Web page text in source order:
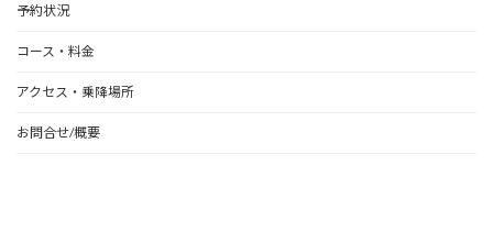
予約状況
コース・料金
アクセス・乗降場所
お問合せ/概要